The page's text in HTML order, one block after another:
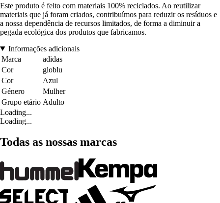
Este produto é feito com materiais 100% reciclados. Ao reutilizar
materiais que já foram criados, contribuímos para reduzir os resíduos e
a nossa dependência de recursos limitados, de forma a diminuir a
pegada ecológica dos produtos que fabricamos.
Informações adicionais
Marca
adidas
Cor
globlu
Cor
Azul
Género
Mulher
Grupo etário Adulto
Loading...
Loading...
Todas as nossas marcas